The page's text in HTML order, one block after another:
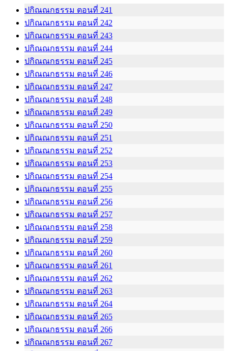
ปกิณณกธรรม ตอนที่ 241
ปกิณณกธรรม ตอนที่ 242
ปกิณณกธรรม ตอนที่ 243
ปกิณณกธรรม ตอนที่ 244
ปกิณณกธรรม ตอนที่ 245
ปกิณณกธรรม ตอนที่ 246
ปกิณณกธรรม ตอนที่ 247
ปกิณณกธรรม ตอนที่ 248
ปกิณณกธรรม ตอนที่ 249
ปกิณณกธรรม ตอนที่ 250
ปกิณณกธรรม ตอนที่ 251
ปกิณณกธรรม ตอนที่ 252
ปกิณณกธรรม ตอนที่ 253
ปกิณณกธรรม ตอนที่ 254
ปกิณณกธรรม ตอนที่ 255
ปกิณณกธรรม ตอนที่ 256
ปกิณณกธรรม ตอนที่ 257
ปกิณณกธรรม ตอนที่ 258
ปกิณณกธรรม ตอนที่ 259
ปกิณณกธรรม ตอนที่ 260
ปกิณณกธรรม ตอนที่ 261
ปกิณณกธรรม ตอนที่ 262
ปกิณณกธรรม ตอนที่ 263
ปกิณณกธรรม ตอนที่ 264
ปกิณณกธรรม ตอนที่ 265
ปกิณณกธรรม ตอนที่ 266
ปกิณณกธรรม ตอนที่ 267